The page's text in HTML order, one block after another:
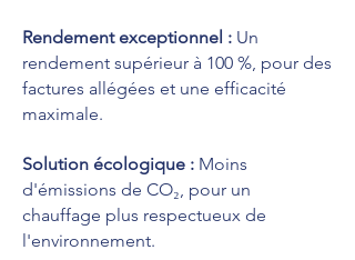
Rendement exceptionnel : Un
rendement supérieur à 100 %, pour des
factures allégées et une efficacité
maximale.
Solution écologique : Moins
d'émissions de CO₂, pour un
chauffage plus respectueux de
l'environnement.